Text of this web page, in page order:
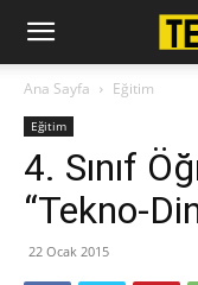
Ana Sayfa Eğitim
Eğitim
4. Sınıf
“Tekno-
22 Ocak 2015